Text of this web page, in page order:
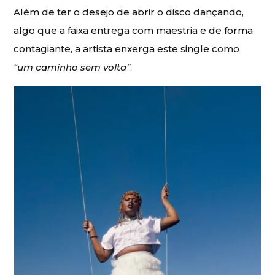
Além de ter o desejo de abrir o disco dançando,
algo que a faixa entrega com maestria e de forma
contagiante, a artista enxerga este single como
“um caminho sem volta”.